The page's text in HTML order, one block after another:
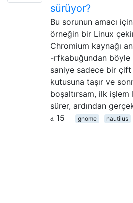
sürüyor?
Bu sorunun amacı
örneğin bir Linux
Chromium kaynağı
-rfkabuğundan böyle
saniye sadece bir
kutusuna taşır ve
boşaltırsam, ilk işlem
sürer, ardından
15
gnome nautilus